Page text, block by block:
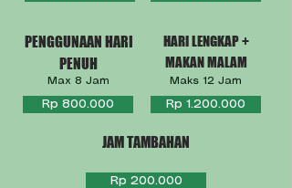
PENGGUNAAN HARI
PENUH
Max 8 Jam
Rp 800.000
HARI LENGKAP +
MAKAN MALAM
Maks 12 Jam
Rp 1.200.000
JAM TAMBAHAN
Rp 200.000